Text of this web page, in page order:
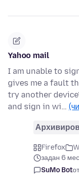
Yahoo mail
I am unable to
gives me a fault
try another
and sign in wi…
Firefox
задан 6
SuMo Bot